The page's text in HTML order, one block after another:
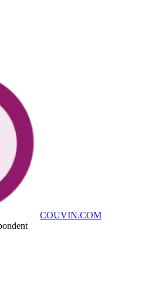
COUVIN.COM